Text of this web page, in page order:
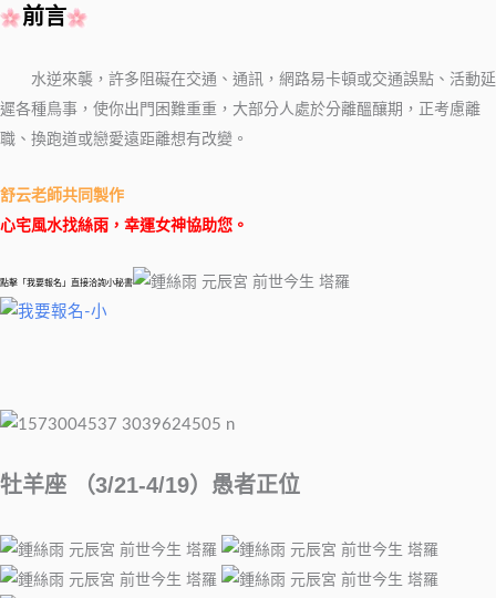
前言
水逆來襲，許多阻礙在交通、通訊，網路易卡頓或交通誤點、活動延
遲各種鳥事，使你出門困難重重，大部分人處於分離醞釀期，正考慮離
職、換跑道或戀愛遠距離想有改變。
舒云老師共同製作
心宅風水找絲雨，幸運女神協助您。
點擊「我要報名」直接洽詢小秘書
牡羊座 （3/21-4/19）愚者正位